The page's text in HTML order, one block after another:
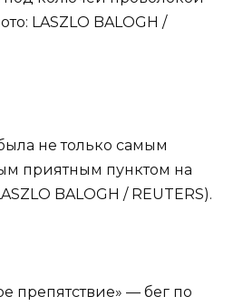
LASZLO BALOGH /
не только самым
приятным пунктом на
BALOGH / REUTERS).
препятствие» — бег по